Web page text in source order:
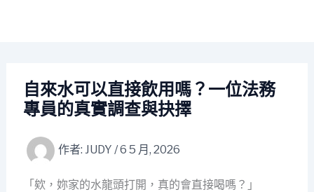
自來水可以直接飲用嗎？一位法務
專員的真實調查與抉擇
作者: JUDY /6 5 月, 2026
「欸，妳家的水龍頭打開，真的會直接喝嗎？」